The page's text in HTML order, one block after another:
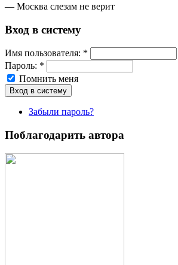
— Москва слезам не верит
Вход в систему
Имя пoльзовaтeля: *
Пароль: *
Помнить меня
Забыли пароль?
Поблагодарить автора